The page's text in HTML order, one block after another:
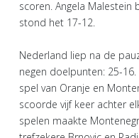
scoren. Angela
stond het 17-12.
Nederland liep na de
negen doelpunten: 25-
spel van Oranje en
scoorde vijf keer achter
spelen maakte